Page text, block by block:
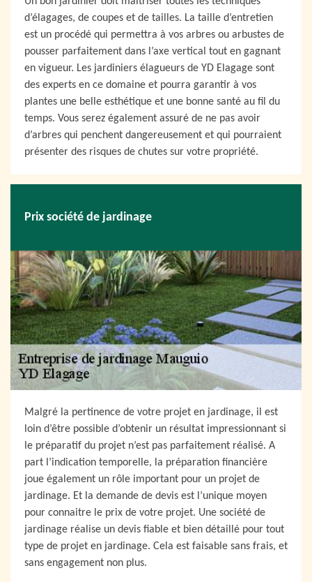
d’élagages, de coupes et de tailles. La taille d’entretien
est un procédé qui permettra à vos arbres ou arbustes de
pousser parfaitement dans l’axe vertical tout en gagnant
en vigueur. Les jardiniers élagueurs de YD Elagage sont
des experts en ce domaine et pourra garantir à vos
plantes une belle esthétique et une bonne santé au fil du
temps. Vous serez également assuré de ne pas avoir
d’arbres qui penchent dangereusement et qui pourraient
présenter des risques de chutes sur votre propriété.
Prix société de jardinage
Malgré la pertinence de votre projet en jardinage, il est
loin d’être possible d’obtenir un résultat impressionnant si
le préparatif du projet n’est pas parfaitement réalisé. A
part l’indication temporelle, la préparation financière
joue également un rôle important pour un projet de
jardinage. Et la demande de devis est l’unique moyen
pour connaitre le prix de votre projet. Une société de
jardinage réalise un devis fiable et bien détaillé pour tout
type de projet en jardinage. Cela est faisable sans frais, et
sans engagement non plus.